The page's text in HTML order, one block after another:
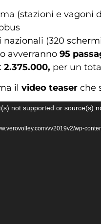
(stazioni e vagoni
nazionali (320
avverranno 95
2.375.000, per un
il video teaser che
not supported or source(s)
vv2019v2/wp-